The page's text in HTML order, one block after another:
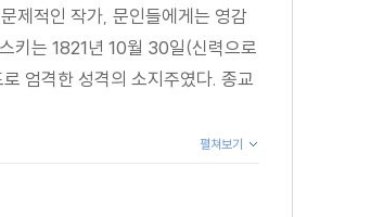
제적인 작가, 문인들에게는 영감
키는 1821년 10월 30일(신력으로
엄격한 성격의 소지주였다. 종교
펼쳐보기